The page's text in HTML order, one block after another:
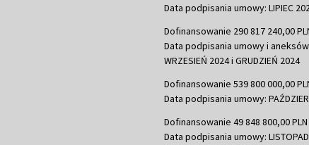
Data podpisania umowy: LIPIEC
Dofinansowanie 290 817 240,00
Data podpisania umowy i
WRZESIEŃ 2024 i GRUDZIEŃ 2024
Dofinansowanie 539 800 000,00
Data podpisania umowy:
Dofinansowanie 49 848 800,00 PLN
Data podpisania umowy: